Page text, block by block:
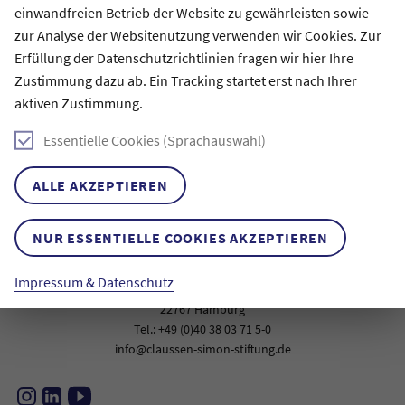
einwandfreien Betrieb der Website zu gewährleisten sowie
zur Analyse der Websitenutzung verwenden wir Cookies. Zur
Erfüllung der Datenschutzrichtlinien fragen wir hier Ihre
Zustimmung dazu ab. Ein Tracking startet erst nach Ihrer
aktiven Zustimmung.
Essentielle Cookies (Sprachauswahl)
ALLE AKZEPTIEREN
NUR ESSENTIELLE COOKIES AKZEPTIEREN
Impressum & Datenschutz
Workshop mit Dr. Christa Pfafferott
„Outside Eye“-Input und Beratung zu den Ideen für die
Projektpläne für die Gesamtgruppe am 5.3.
Beratungen in Kleingruppen am 6.3. (Slots von ca. 2 Std.)
Große Elbstraße 145f
22767 Hamburg
Tel.: +49 (0)40 38 03 71 5-0
info@claussen-simon-stiftung.de